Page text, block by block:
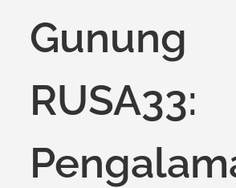
Gunung
RUSA33: